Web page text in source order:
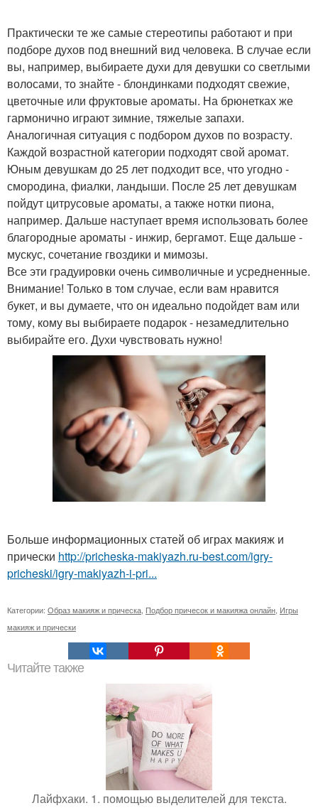
Практически те же самые стереотипы работают и при
подборе духов под внешний вид человека. В случае если
вы, например, выбираете духи для девушки со светлыми
волосами, то знайте - блондинками подходят свежие,
цветочные или фруктовые ароматы. На брюнетках же
гармонично играют зимние, тяжелые запахи.
Аналогичная ситуация с подбором духов по возрасту.
Каждой возрастной категории подходят свой аромат.
Юным девушкам до 25 лет подходит все, что угодно -
смородина, фиалки, ландыши. После 25 лет девушкам
пойдут цитрусовые ароматы, а также нотки пиона,
например. Дальше наступает время использовать более
благородные ароматы - инжир, бергамот. Еще дальше -
мускус, сочетание гвоздики и мимозы.
Все эти градуировки очень символичные и усредненные.
Внимание! Только в том случае, если вам нравится
букет, и вы думаете, что он идеально подойдет вам или
тому, кому вы выбираете подарок - незамедлительно
выбирайте его. Духи чувствовать нужно!
Больше информационных статей об играх макияж и
прически http://pricheska-makiyazh.ru-best.com/igry-
pricheski/igry-makiyazh-i-pri...
Категории: Образ макияж и прическа Подбор причесок и макияжа онлайн Игры
макияж и прически
Читайте также
Лайфхаки. 1. помощью выделителей для текста.